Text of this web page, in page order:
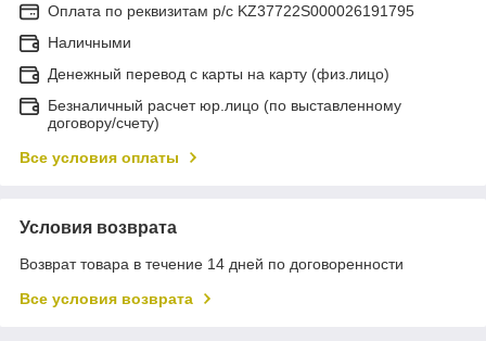
Оплата по реквизитам р/с KZ37722S000026191795
Наличными
Денежный перевод с карты на карту (физ.лицо)
Безналичный расчет юр.лицо (по выставленному
договору/счету)
Все условия оплаты
Условия возврата
Возврат товара в течение 14 дней по договоренности
Все условия возврата